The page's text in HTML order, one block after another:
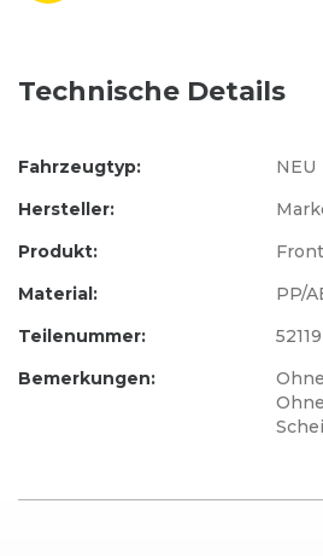
Technische Details
Hersteller:
Produkt:
Fahrzeugtyp: NEU
Material:
PP/
Teilenummer:
Bemerkungen:
Ohne